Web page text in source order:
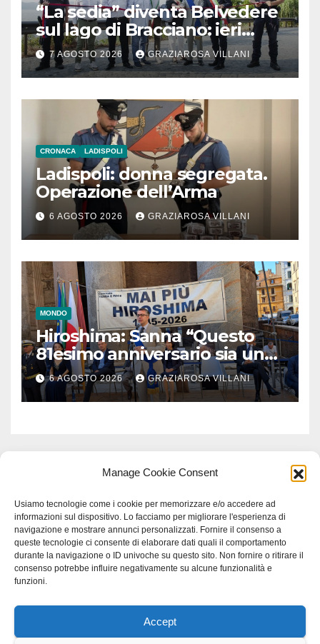
Manage Cookie Consent
Usiamo tecnologie come i cookie per memorizzare e/o accedere ad
informazioni sul dispositivo. Lo facciamo per migliorare l'esperienza di
navigazione e mostrare annunci personalizzati. Fornire il consenso a
queste tecnologie ci consente di elaborare dati quali il comportamento
durante la navigazione o ID univoche su questo sito. Non fornire o ritirare il
consenso potrebbe influire negativamente su alcune funzionalità e
funzioni.
Accept
“La sedia” diventa Belvedere
sul lago di Bracciano: ieri
l’inaugurazione
7 AGOSTO 2026 GRAZIAROSA VILLANI
CRONACA LADISPOLI
Ladispoli: donna segregata.
Operazione dell’Arma
6 AGOSTO 2026 GRAZIAROSA VILLANI
MONDO
Hiroshima: Sanna “Questo
81esimo anniversario sia un
monito per tutti”
6 AGOSTO 2026 GRAZIAROSA VILLANI
Proudly powered by WordPress|Tema: Newspaperex di